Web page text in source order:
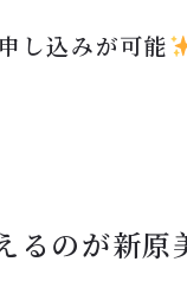
し込みが可能
るのが新原